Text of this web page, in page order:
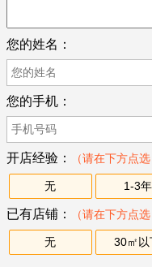
您的姓名：
您的手机：
开店经验： （请在下方点选
无 1-3年
已有店铺： （请在下方点选
无 30㎡以